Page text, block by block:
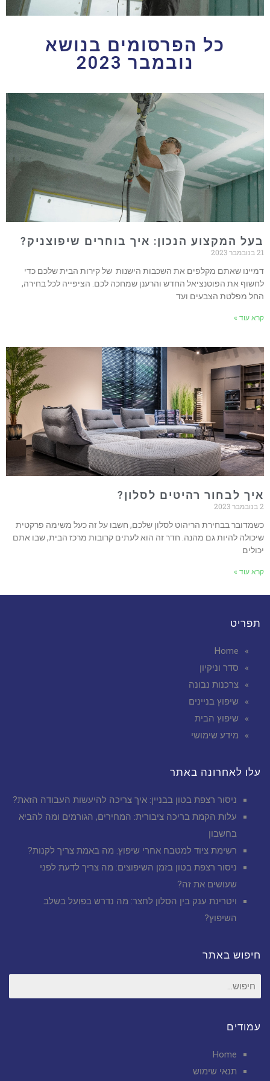
כל הפרסומים בנושא
נובמבר 2023
בעל המקצוע הנכון: איך בוחרים שיפוצניק?
21 בנובמבר 2023
דמיינו שאתם מקלפים את השכבות הישנות של קירות הבית שלכם כדי
לחשוף את הפוטנציאל החדש והרענן שמחכה לכם. הציפייה לכל בחירה,
החל מפלטת הצבעים ועד
קרא עוד »
איך לבחור רהיטים לסלון?
2 בנובמבר 2023
כשמדובר בבחירת הריהוט לסלון שלכם, חשבו על זה כעל משימה פרקטית
שיכולה להיות גם מהנה. חדר זה הוא לעתים קרובות מרכז הבית, שבו אתם
יכולים
קרא עוד »
תפריט
Home
סדר וניקיון
צרכנות נבונה
שיפוץ בניינים
שיפוץ הבית
מידע שימושי
עלו לאחרונה באתר
ניסור רצפת בטון בבניין: איך צריכה להיעשות העבודה הזאת?
עלות הקמת בריכה ציבורית: המחירים, הגורמים ומה להביא
בחשבון
רשימת ציוד למטבח אחרי שיפוץ: מה באמת צריך לקנות?
ניסור רצפת בטון בזמן השיפוצים: מה צריך לדעת לפני
שעושים את זה?
ויטרינת ענק בין הסלון לחצר: מה נדרש בפועל בשלב
השיפוץ?
חיפוש באתר
חיפוש
עבור:
עמודים
Home
תנאי שימוש